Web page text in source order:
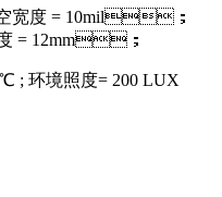
宽度 = 10mil；
度 = 12mm；
; 环境照度= 200 LUX